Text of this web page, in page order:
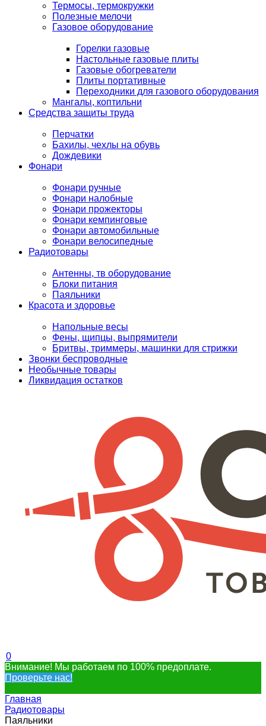
Термосы, термокружки
Полезные мелочи
Газовое оборудование
Горелки газовые
Настольные газовые плиты
Газовые обогреватели
Плиты портативные
Переходники для газового оборудования
Мангалы, коптильни
Средства защиты труда
Перчатки
Бахилы, чехлы на обувь
Дождевики
Фонари
Фонари ручные
Фонари налобные
Фонари прожекторы
Фонари кемпинговые
Фонари автомобильные
Фонари велосипедные
Радиотовары
Антенны, тв оборудование
Блоки питания
Паяльники
Красота и здоровье
Напольные весы
Фены, щипцы, выпрямители
Бритвы, триммеры, машинки для стрижки
Звонки беспроводные
Необычные товары
Ликвидация остатков
0
Внимание! Мы работаем по 100% предоплате.
Проверьте нас!
Главная
Радиотовары
Паяльники